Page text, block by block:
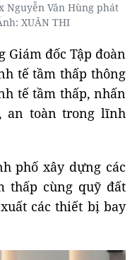
Nguyễn Văn Hùng phát
XUÂN THI
Giám đốc Tập đoàn
tế tầm thấp thông
tế tầm thấp, nhấn
an toàn trong lĩnh
phố xây dựng các
thấp cùng quỹ đất
các thiết bị bay